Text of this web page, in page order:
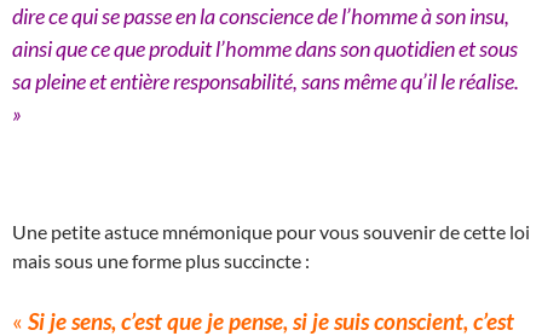
dire ce qui se passe en la conscience de l’homme à son insu,
ainsi que ce que produit l’homme dans son quotidien et sous
sa pleine et entière responsabilité, sans même qu’il le réalise.
»
Une petite astuce mnémonique pour vous souvenir de cette loi
mais sous une forme plus succincte :
« Si je sens, c’est que je pense, si je suis conscient, c’est